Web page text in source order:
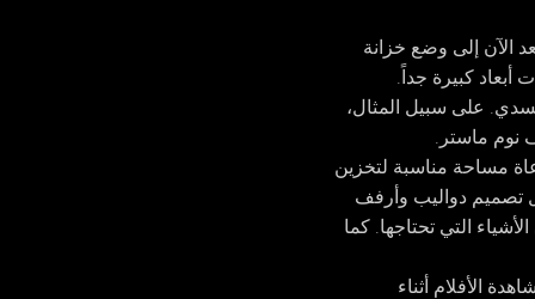
الآن إلى وضع خزانة
كبيرة جداً.
على سبيل المثال،
نوم ماستر.
مساحة مناسبة لتخزين
تصميم دواليب وأرفف
التي تحتاجها. كما
الأفلام أثناء